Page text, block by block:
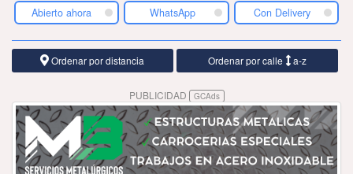
Contactenos
Abierto ahora WhatsApp Con Delivery
Ordenar por distancia Ordenar por calle a-z
PUBLICIDAD GCAds